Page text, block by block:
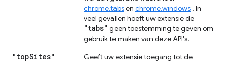
chrome.tabsen chrome.windows . In
veel gevallen hoeft uw extensie de
"tabs" geen toestemming te geven om
gebruik te maken van deze API's.
"topSites"
Geeft uw extensie toegang tot de